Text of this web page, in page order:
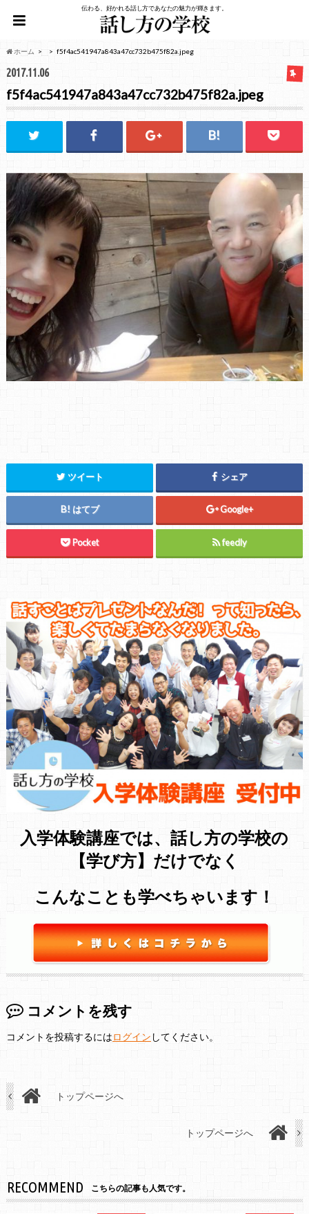
伝わる、好かれる話し方であなたの魅力が輝きます。
ホーム f5f4ac541947a843a47cc732b475f82a.jpeg
2017.11.06
f5f4ac541947a843a47cc732b475f82a.jpeg
ツイート シェア
はてブ Google+
Pocket feedly
入学体験講座では、話し方の学校の
【学び方】だけでなく
こんなことも学べちゃいます！
コメントを残す
コメントを投稿するにはログイン してください。
トップページへ
トップページへ
RECOMMEND こちらの記事も人気です。